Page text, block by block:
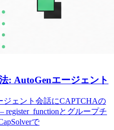
: AutoGenエージェント
ジェント会話にCAPTCHAの
とグループチ
で